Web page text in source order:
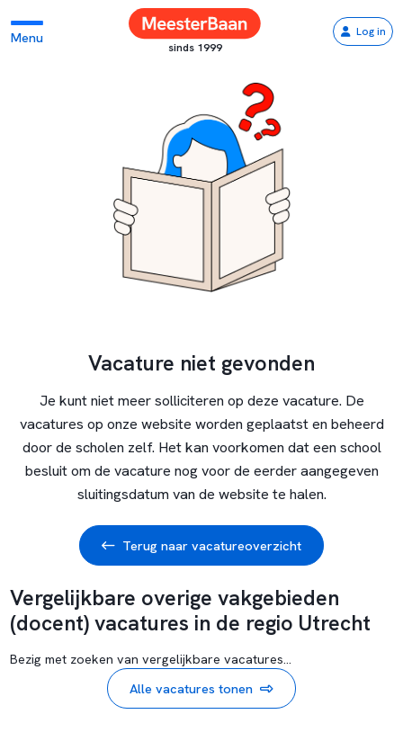
Menu
sinds 1999
Log in
Vacature niet gevonden
Je kunt niet meer solliciteren op deze vacature. De
vacatures op onze website worden geplaatst en beheerd
door de scholen zelf. Het kan voorkomen dat een school
besluit om de vacature nog voor de eerder aangegeven
sluitingsdatum van de website te halen.
Terug naar vacatureoverzicht
Vergelijkbare overige vakgebieden
(docent) vacatures in de regio Utrecht
Bezig met zoeken van vergelijkbare vacatures...
Alle vacatures tonen